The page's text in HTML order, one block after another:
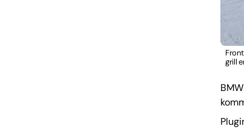
grill